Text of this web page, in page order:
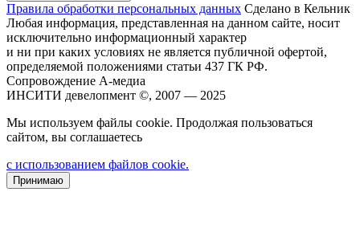
Правила обработки персональных данных Сделано в Кельник
Любая информация, представленная на данном сайте, носит
исключительно информационный характер
и ни при каких условиях не является публичной офертой,
определяемой положениями статьи 437 ГК РФ.
Сопровождение А-медиа
ИНСИТИ девелопмент ©, 2007 — 2025
Мы используем файлы cookie. Продолжая пользоваться
сайтом, вы соглашаетесь
с использованием файлов cookie.
Принимаю